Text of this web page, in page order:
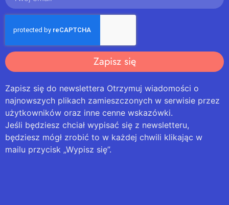
Zapisz się
Zapisz się do newslettera Otrzymuj wiadomości o
najnowszych plikach zamieszczonych w serwisie przez
użytkowników oraz inne cenne wskazówki.
Jeśli będziesz chciał wypisać się z newsletteru,
będziesz mógł zrobić to w każdej chwili klikając w
mailu przycisk „Wypisz się”.